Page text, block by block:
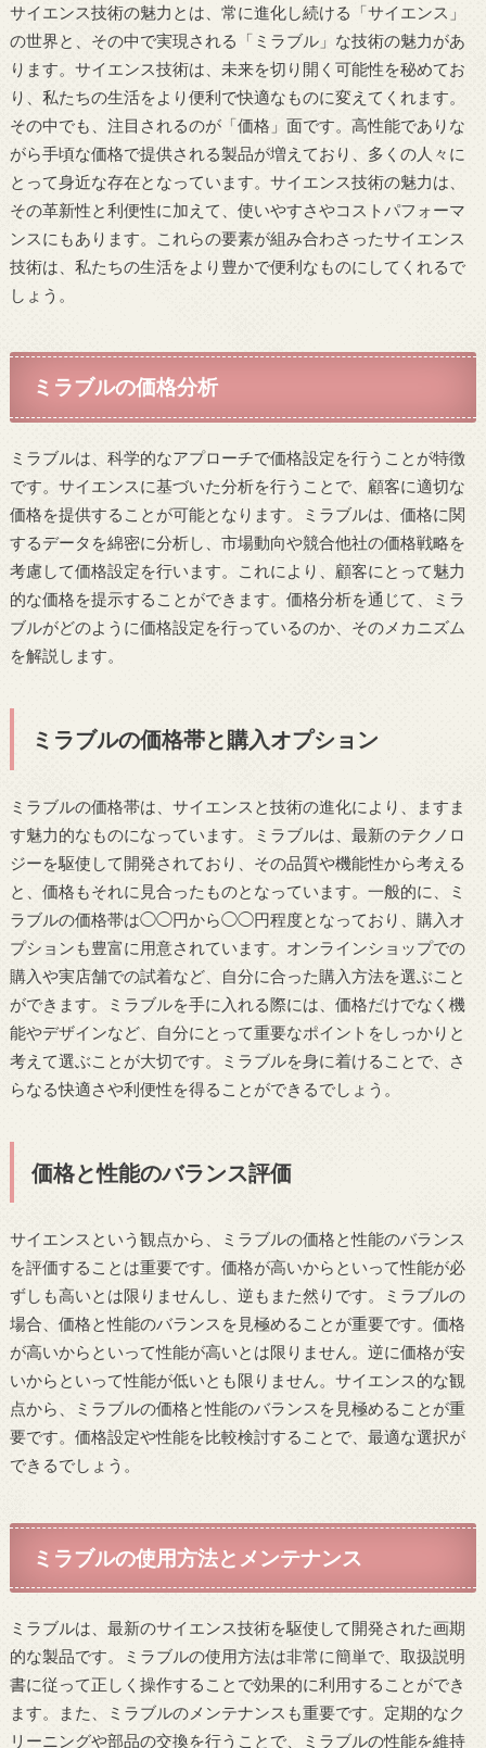
サイエンス技術の魅力とは、常に進化し続ける「サイエンス」
の世界と、その中で実現される「ミラブル」な技術の魅力があ
ります。サイエンス技術は、未来を切り開く可能性を秘めてお
り、私たちの生活をより便利で快適なものに変えてくれます。
その中でも、注目されるのが「価格」面です。高性能でありな
がら手頃な価格で提供される製品が増えており、多くの人々に
とって身近な存在となっています。サイエンス技術の魅力は、
その革新性と利便性に加えて、使いやすさやコストパフォーマ
ンスにもあります。これらの要素が組み合わさったサイエンス
技術は、私たちの生活をより豊かで便利なものにしてくれるで
しょう。
ミラブルの価格分析
ミラブルは、科学的なアプローチで価格設定を行うことが特徴
です。サイエンスに基づいた分析を行うことで、顧客に適切な
価格を提供することが可能となります。ミラブルは、価格に関
するデータを綿密に分析し、市場動向や競合他社の価格戦略を
考慮して価格設定を行います。これにより、顧客にとって魅力
的な価格を提示することができます。価格分析を通じて、ミラ
ブルがどのように価格設定を行っているのか、そのメカニズム
を解説します。
ミラブルの価格帯と購入オプション
ミラブルの価格帯は、サイエンスと技術の進化により、ますま
す魅力的なものになっています。ミラブルは、最新のテクノロ
ジーを駆使して開発されており、その品質や機能性から考える
と、価格もそれに見合ったものとなっています。一般的に、ミ
ラブルの価格帯は◯◯円から◯◯円程度となっており、購入オ
プションも豊富に用意されています。オンラインショップでの
購入や実店舗での試着など、自分に合った購入方法を選ぶこと
ができます。ミラブルを手に入れる際には、価格だけでなく機
能やデザインなど、自分にとって重要なポイントをしっかりと
考えて選ぶことが大切です。ミラブルを身に着けることで、さ
らなる快適さや利便性を得ることができるでしょう。
価格と性能のバランス評価
サイエンスという観点から、ミラブルの価格と性能のバランス
を評価することは重要です。価格が高いからといって性能が必
ずしも高いとは限りませんし、逆もまた然りです。ミラブルの
場合、価格と性能のバランスを見極めることが重要です。価格
が高いからといって性能が高いとは限りません。逆に価格が安
いからといって性能が低いとも限りません。サイエンス的な観
点から、ミラブルの価格と性能のバランスを見極めることが重
要です。価格設定や性能を比較検討することで、最適な選択が
できるでしょう。
ミラブルの使用方法とメンテナンス
ミラブルは、最新のサイエンス技術を駆使して開発された画期
的な製品です。ミラブルの使用方法は非常に簡単で、取扱説明
書に従って正しく操作することで効果的に利用することができ
ます。また、ミラブルのメンテナンスも重要です。定期的なク
リーニングや部品の交換を行うことで、ミラブルの性能を維持